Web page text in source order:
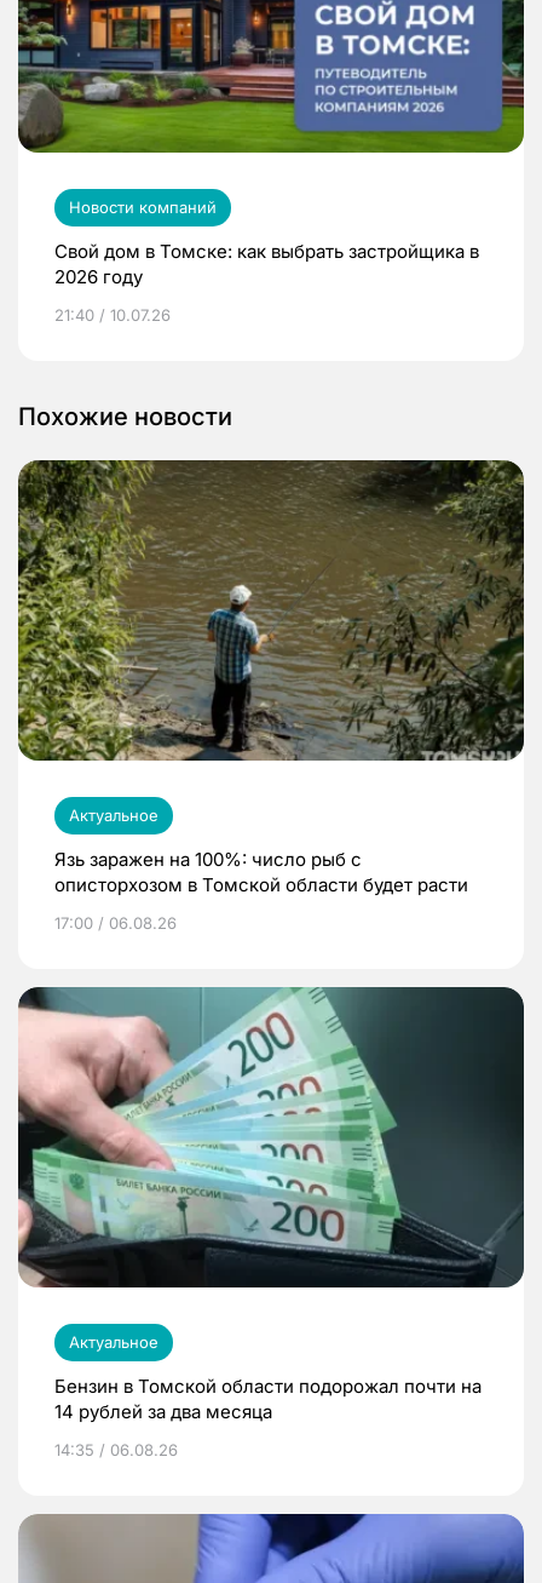
Новости компаний
Свой дом в Томске: как выбрать застройщика в
2026 году
21:40 / 10.07.26
Похожие новости
Актуальное
Язь заражен на 100%: число рыб с
описторхозом в Томской области будет расти
17:00 / 06.08.26
Актуальное
Бензин в Томской области подорожал почти на
14 рублей за два месяца
14:35 / 06.08.26